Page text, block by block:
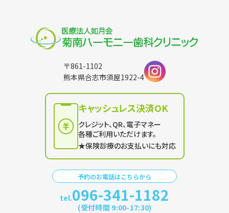
〒861-1102
熊本県合志市須屋1922-4
キャッシュレス決済OK
クレジット、QR、電子マネー
各種ご利用いただけます。
★保険診療のお支払いにも対応
予約のお電話はこちらから
tel.096-341-1182
(受付時間 9:00-17:30)